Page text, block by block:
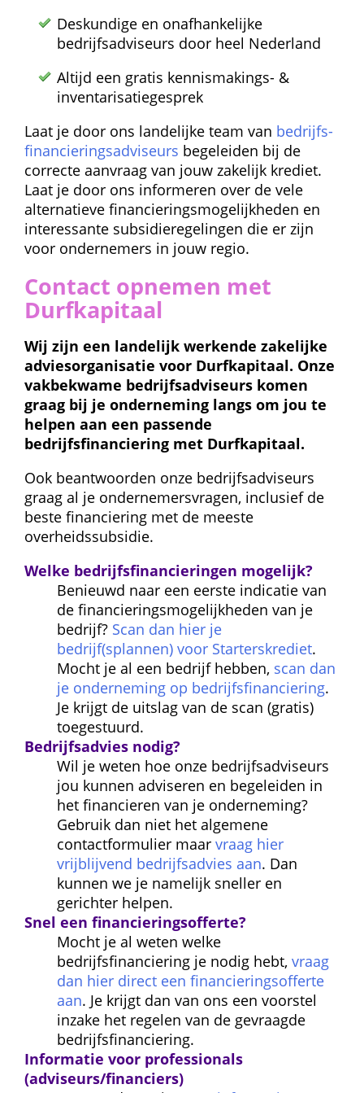
Deskundige en onafhankelijke
bedrijfsadviseurs door heel Nederland
Altijd een gratis kennismakings- &
inventarisatie­gesprek
Laat je door ons landelijke team van bedrijfs­
financierings­adviseurs begeleiden bij de
correcte aanvraag van jouw zakelijk krediet.
Laat je door ons informeren over de vele
alternatieve financierings­mogelijkheden en
interessante subsidie­regelingen die er zijn
voor ondernemers in jouw regio.
Contact opnemen met
Durfkapitaal
Wij zijn een landelijk werkende zakelijke
adviesorganisatie voor Durfkapitaal. Onze
vakbekwame bedrijfsadviseurs komen
graag bij je onderneming langs om jou te
helpen aan een passende
bedrijfsfinanciering met Durfkapitaal.
Ook beantwoorden onze bedrijfsadviseurs
graag al je ondernemersvragen, inclusief de
beste financiering met de meeste
overheidssubsidie.
Welke bedrijfsfinancieringen mogelijk?
Benieuwd naar een eerste indicatie van
de financieringsmogelijkheden van je
bedrijf? Scan dan hier je
bedrijf(splannen) voor Starterskrediet.
Mocht je al een bedrijf hebben, scan dan
je onderneming op bedrijfsfinanciering.
Je krijgt de uitslag van de scan (gratis)
toegestuurd.
Bedrijfsadvies nodig?
Wil je weten hoe onze bedrijfsadviseurs
jou kunnen adviseren en begeleiden in
het financieren van je onderneming?
Gebruik dan niet het algemene
contactformulier maar vraag hier
vrijblijvend bedrijfsadvies aan. Dan
kunnen we je namelijk sneller en
gerichter helpen.
Snel een financieringsofferte?
Mocht je al weten welke
bedrijfsfinanciering je nodig hebt, vraag
dan hier direct een financieringsofferte
aan. Je krijgt dan van ons een voorstel
inzake het regelen van de gevraagde
bedrijfsfinanciering.
Informatie voor professionals
(adviseurs/financiers)